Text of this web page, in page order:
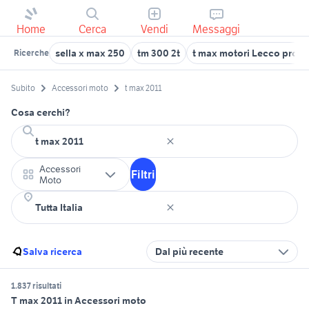
Home Cerca Vendi Messaggi
Ricerche sella x max 250 tm 300 2t t max motori Lecco
Subito Accessori moto t max 2011
Cosa cerchi?
Accessori
Moto
Filtri
Salva ricerca Dal più recente
1.837 risultati
T max 2011 in Accessori moto